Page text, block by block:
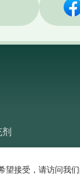
望接受，请访问我